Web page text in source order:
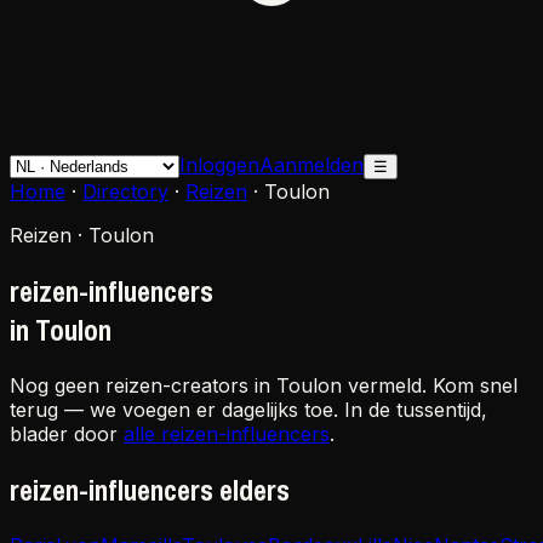
InloggenAanmelden ☰
Home · Directory · Reizen · Toulon
Reizen · Toulon
reizen-influencers
in Toulon
Nog geen reizen-creators in Toulon vermeld. Kom snel
terug — we voegen er dagelijks toe. In de tussentijd,
blader door alle reizen-influencers.
reizen-influencers elders